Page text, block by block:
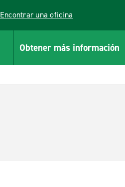
Encontrar una oficina
Obtener más información